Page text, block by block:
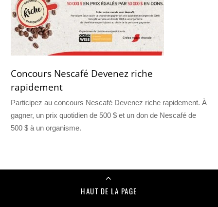
Concours Nescafé Devenez riche
rapidement
Participez au concours Nescafé Devenez riche rapidement. À
gagner, un prix quotidien de 500 $ et un don de Nescafé de
500 $ à un organisme.
HAUT DE LA PAGE